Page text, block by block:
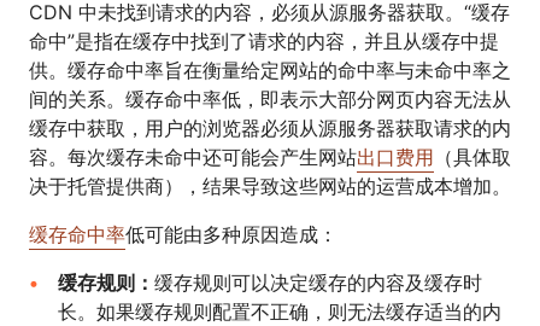
CDN 中未找到请求的内容，必须从源服务器获取。“缓存
命中”是指在缓存中找到了请求的内容，并且从缓存中提
供。缓存命中率旨在衡量给定网站的命中率与未命中率之
间的关系。缓存命中率低，即表示大部分网页内容无法从
缓存中获取，用户的浏览器必须从源服务器获取请求的内
容。每次缓存未命中还可能会产生网站出口费用 （具体取
决于托管提供商），结果导致这些网站的运营成本增加。
缓存命中率低可能由多种原因造成：
缓存规则： 缓存规则可以决定缓存的内容及缓存时
长。如果缓存规则配置不正确，则无法缓存适当的内